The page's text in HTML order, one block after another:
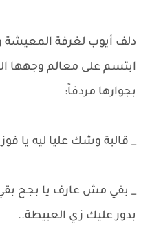
دلف أيوب لغرفة المعيشة
ابتسم على معالم وجهها
بجوارها مردفاً:
_ قالبة وشك عليا ليه يا
_ بقي مش عارف يا بجح
بدور عليك زي العبيطة..